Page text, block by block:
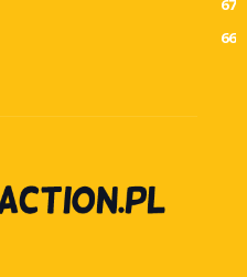
67
66